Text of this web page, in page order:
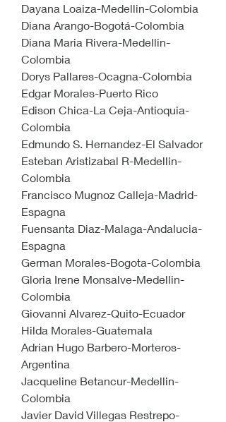
Dayana Loaiza-Medellin-Colombia
Diana Arango-Bogotá-Colombia
Diana Maria Rivera-Medellin-
Colombia
Dorys Pallares-Ocagna-Colombia
Edgar Morales-Puerto Rico
Edison Chica-La Ceja-Antioquia-
Colombia
Edmundo S. Hernandez-El Salvador
Esteban Aristizabal R-Medellin-
Colombia
Francisco Mugnoz Calleja-Madrid-
Espagna
Fuensanta Diaz-Malaga-Andalucia-
Espagna
German Morales-Bogota-Colombia
Gloria Irene Monsalve-Medellin-
Colombia
Giovanni Alvarez-Quito-Ecuador
Hilda Morales-Guatemala
Adrian Hugo Barbero-Morteros-
Argentina
Jacqueline Betancur-Medellin-
Colombia
Javier David Villegas Restrepo-